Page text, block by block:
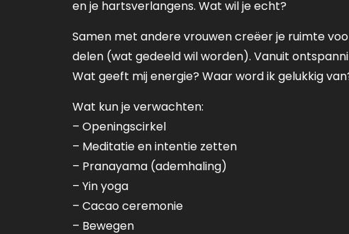
en je hartsverlangens. Wat wil je echt?
Samen met andere vrouwen creëer je ruimte
delen (wat gedeeld wil worden). Vanuit
Wat geeft mij energie? Waar word ik gelukkig
Wat kun je verwachten:
– Openingscirkel
– Meditatie en intentie zetten
– Pranayama (ademhaling)
– Yin yoga
– Cacao ceremonie
– Bewegen